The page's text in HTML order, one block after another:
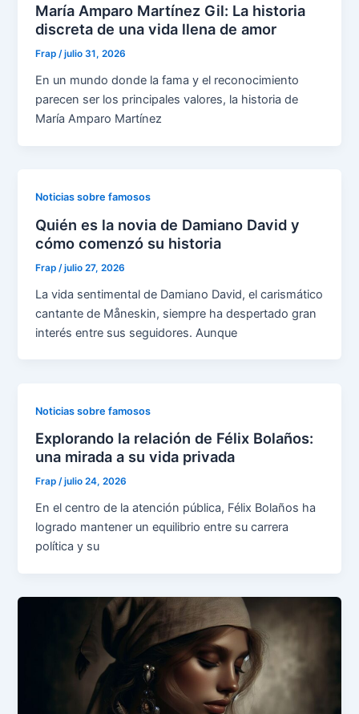
María Amparo Martínez Gil: La historia
discreta de una vida llena de amor
Frap/julio 31, 2026
En un mundo donde la fama y el reconocimiento
parecen ser los principales valores, la historia de
María Amparo Martínez
Noticias sobre famosos
Quién es la novia de Damiano David y
cómo comenzó su historia
Frap /julio 27, 2026
La vida sentimental de Damiano David, el carismático
cantante de Måneskin, siempre ha despertado gran
interés entre sus seguidores. Aunque
Noticias sobre famosos
Explorando la relación de Félix Bolaños:
una mirada a su vida privada
Frap/julio 24, 2026
En el centro de la atención pública, Félix Bolaños ha
logrado mantener un equilibrio entre su carrera
política y su